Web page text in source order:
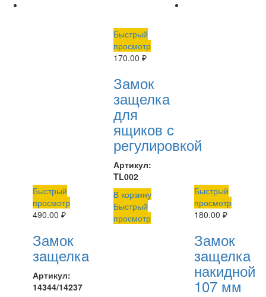
Быстрый
просмотр
490.00 ₽
Замок
защелка
Артикул:
14344/14237
Быстрый
просмотр
170.00 ₽
Замок
защелка
для
ящиков с
регулировкой
Артикул:
TL002
В корзину
Быстрый
просмотр
Быстрый
просмотр
180.00 ₽
Замок
защелка
накидной
107 мм